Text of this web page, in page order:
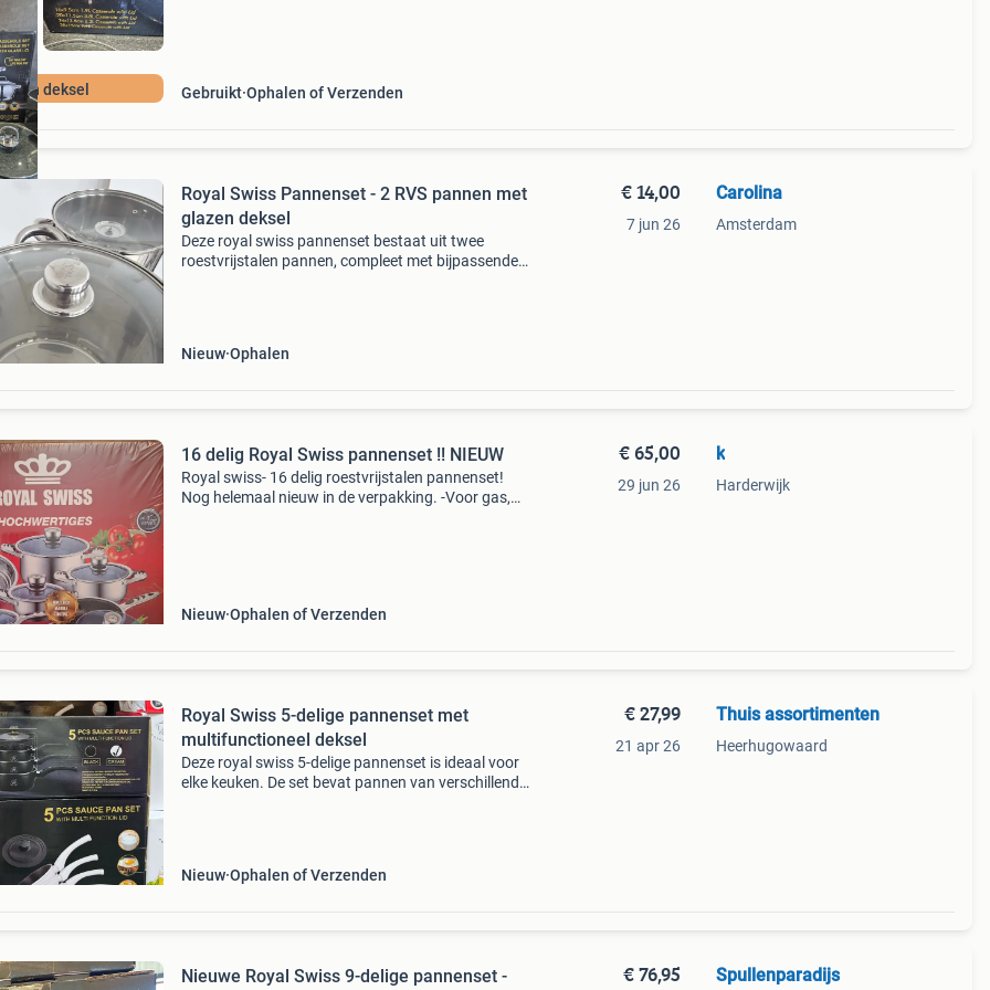
deksel Gebruikt Ophalen of Verzenden
Royal Swiss Pannenset - 2 RVS pannen met
glazen deksel
Deze royal swiss pannenset bestaat uit twee
roestvrijstalen pannen, compleet met bijpassende
Nieuw Ophalen
€ 14,00
7 jun 26
Carolina
Amsterdam
16 delig Royal Swiss pannenset !! NIEUW
Royal swiss- 16 delig roestvrijstalen pannenset!
Nog helemaal nieuw in de verpakking. -Voor gas,
Nieuw Ophalen of Verzenden
€ 65,00
29 jun 26
k
Harderwijk
Royal Swiss 5-delige pannenset met
multifunctioneel deksel
Deze royal swiss 5-delige pannenset is ideaal voor
elke keuken. De set bevat pannen van verschillende
Nieuw Ophalen of Verzenden
€ 27,99
21 apr 26
Thuis assortimenten
Heerhugowaard
Nieuwe Royal Swiss 9-delige pannenset - € 76,95 Spullenparadijs